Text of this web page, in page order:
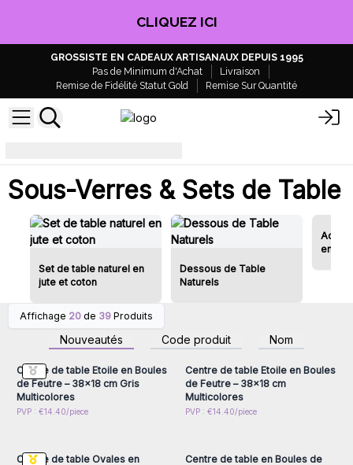
CLIQUEZ ICI
GROSSISTE EN CADEAUX ARTISANAUX DEPUIS 1995
Pas de Minimum d'Achat
Livraison
Remise de Fidélité Statut Gold
Remise Sur Quantité
Sous-Verres & Sets de Table
Set de table naturel en
jute et coton
Dessous de Table
Naturels
en
Affichage 20 de 39 Produits
Nouveautés Code produit Nom
Connectez-vous ou
inscrivez-vous pour
accéder aux prix de gros
Centre de table Etoile en Boules
de Feutre – 38x18 cm Gris
Multicolores
PVP : €14.40/piece
inscrivez-vous pour
accéder aux prix de gros
Centre de table Etoile en Boules
de Feutre – 38x18 cm
Multicolores
PVP : €14.40/piece
Connectez-vous ou
Centre de table Ovales en
Connectez-vous ou
Centre de table en Boules de